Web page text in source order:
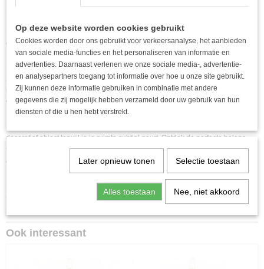
EAN code
Breng een vleugje exotische elegantie in uw interieur met onze zwarte bel en
gouden contourkaars, op smaak gebracht met tonka.
Deze luxueuze kaars onderscheidt zich door zijn verfijnde ontwerp, waar de
zwarte bel perfect harmoniseert met de gouden details eromheen. De
betoverende geur van de tonkaboon, zowel zoet als heerlijk, verspreidt een
warme en verfijnde sfeer in uw huis.
decoratief object terwijl je je ruimte subtiel geurt. Ontdek de perfecte balans
tussen esthetiek en welzijn in onze verzameling elegante kaarsen, gedachten
om uw momenten van ontspanning te verbeteren.
- Kleur: zwart
- Afmetingen: 10.8x10.8x14.8cm
Ook interessant
Op deze website worden cookies gebruikt
Cookies worden door ons gebruikt voor verkeersanalyse, het aanbieden
van sociale media-functies en het personaliseren van informatie en
advertenties. Daarnaast verlenen we onze sociale media-, advertentie-
en analysepartners toegang tot informatie over hoe u onze site gebruikt.
Zij kunnen deze informatie gebruiken in combinatie met andere
gegevens die zij mogelijk hebben verzameld door uw gebruik van hun
diensten of die u hen hebt verstrekt.
Later opnieuw tonen Selectie toestaan
Alles toestaan Nee, niet akkoord